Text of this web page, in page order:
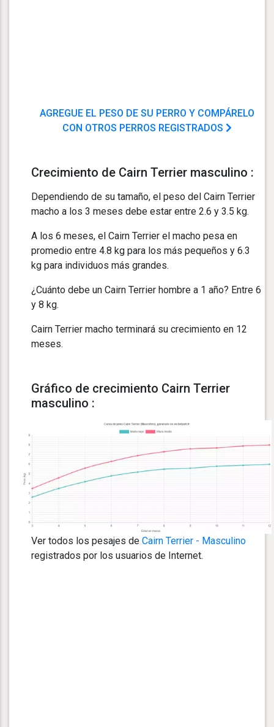
AGREGUE EL PESO DE SU PERRO Y COMPÁRELO
CON OTROS PERROS REGISTRADOS
Crecimiento de Cairn Terrier masculino :
Dependiendo de su tamaño, el peso del Cairn Terrier
macho a los 3 meses debe estar entre 2.6 y 3.5 kg.
A los 6 meses, el Cairn Terrier el macho pesa en
promedio entre 4.8 kg para los más pequeños y 6.3
kg para individuos más grandes.
¿Cuánto debe un Cairn Terrier hombre a 1 año? Entre 6
y 8 kg.
Cairn Terrier macho terminará su crecimiento en 12
meses.
Gráfico de crecimiento Cairn Terrier
masculino :
Ver todos los pesajes de Cairn Terrier - Masculino
registrados por los usuarios de Internet.